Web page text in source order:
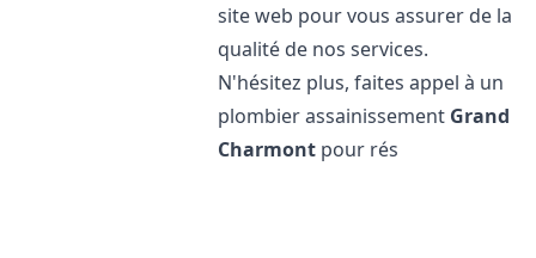
site web pour vous assurer de la
qualité de nos services.
N'hésitez plus, faites appel à un
plombier assainissement Grand
Charmont pour rés